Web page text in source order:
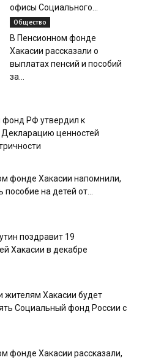
офисы Социального...
Общество
В Пенсионном фонде
Хакасии рассказали о
выплатах пенсий и пособий
за...
фонд РФ утвердил к
ценностей
фонде Хакасии напомнили,
пособие на детей от...
поздравит 19
Хакасии в декабре
жителям Хакасии будет
Социальный фонд России с
фонде Хакасии рассказали,